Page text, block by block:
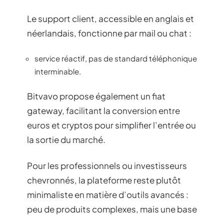
Le support client, accessible en anglais et
néerlandais, fonctionne par mail ou chat :
service réactif, pas de standard téléphonique
interminable.
Bitvavo propose également un fiat
gateway, facilitant la conversion entre
euros et cryptos pour simplifier l’entrée ou
la sortie du marché.
Pour les professionnels ou investisseurs
chevronnés, la plateforme reste plutôt
minimaliste en matière d’outils avancés :
peu de produits complexes, mais une base